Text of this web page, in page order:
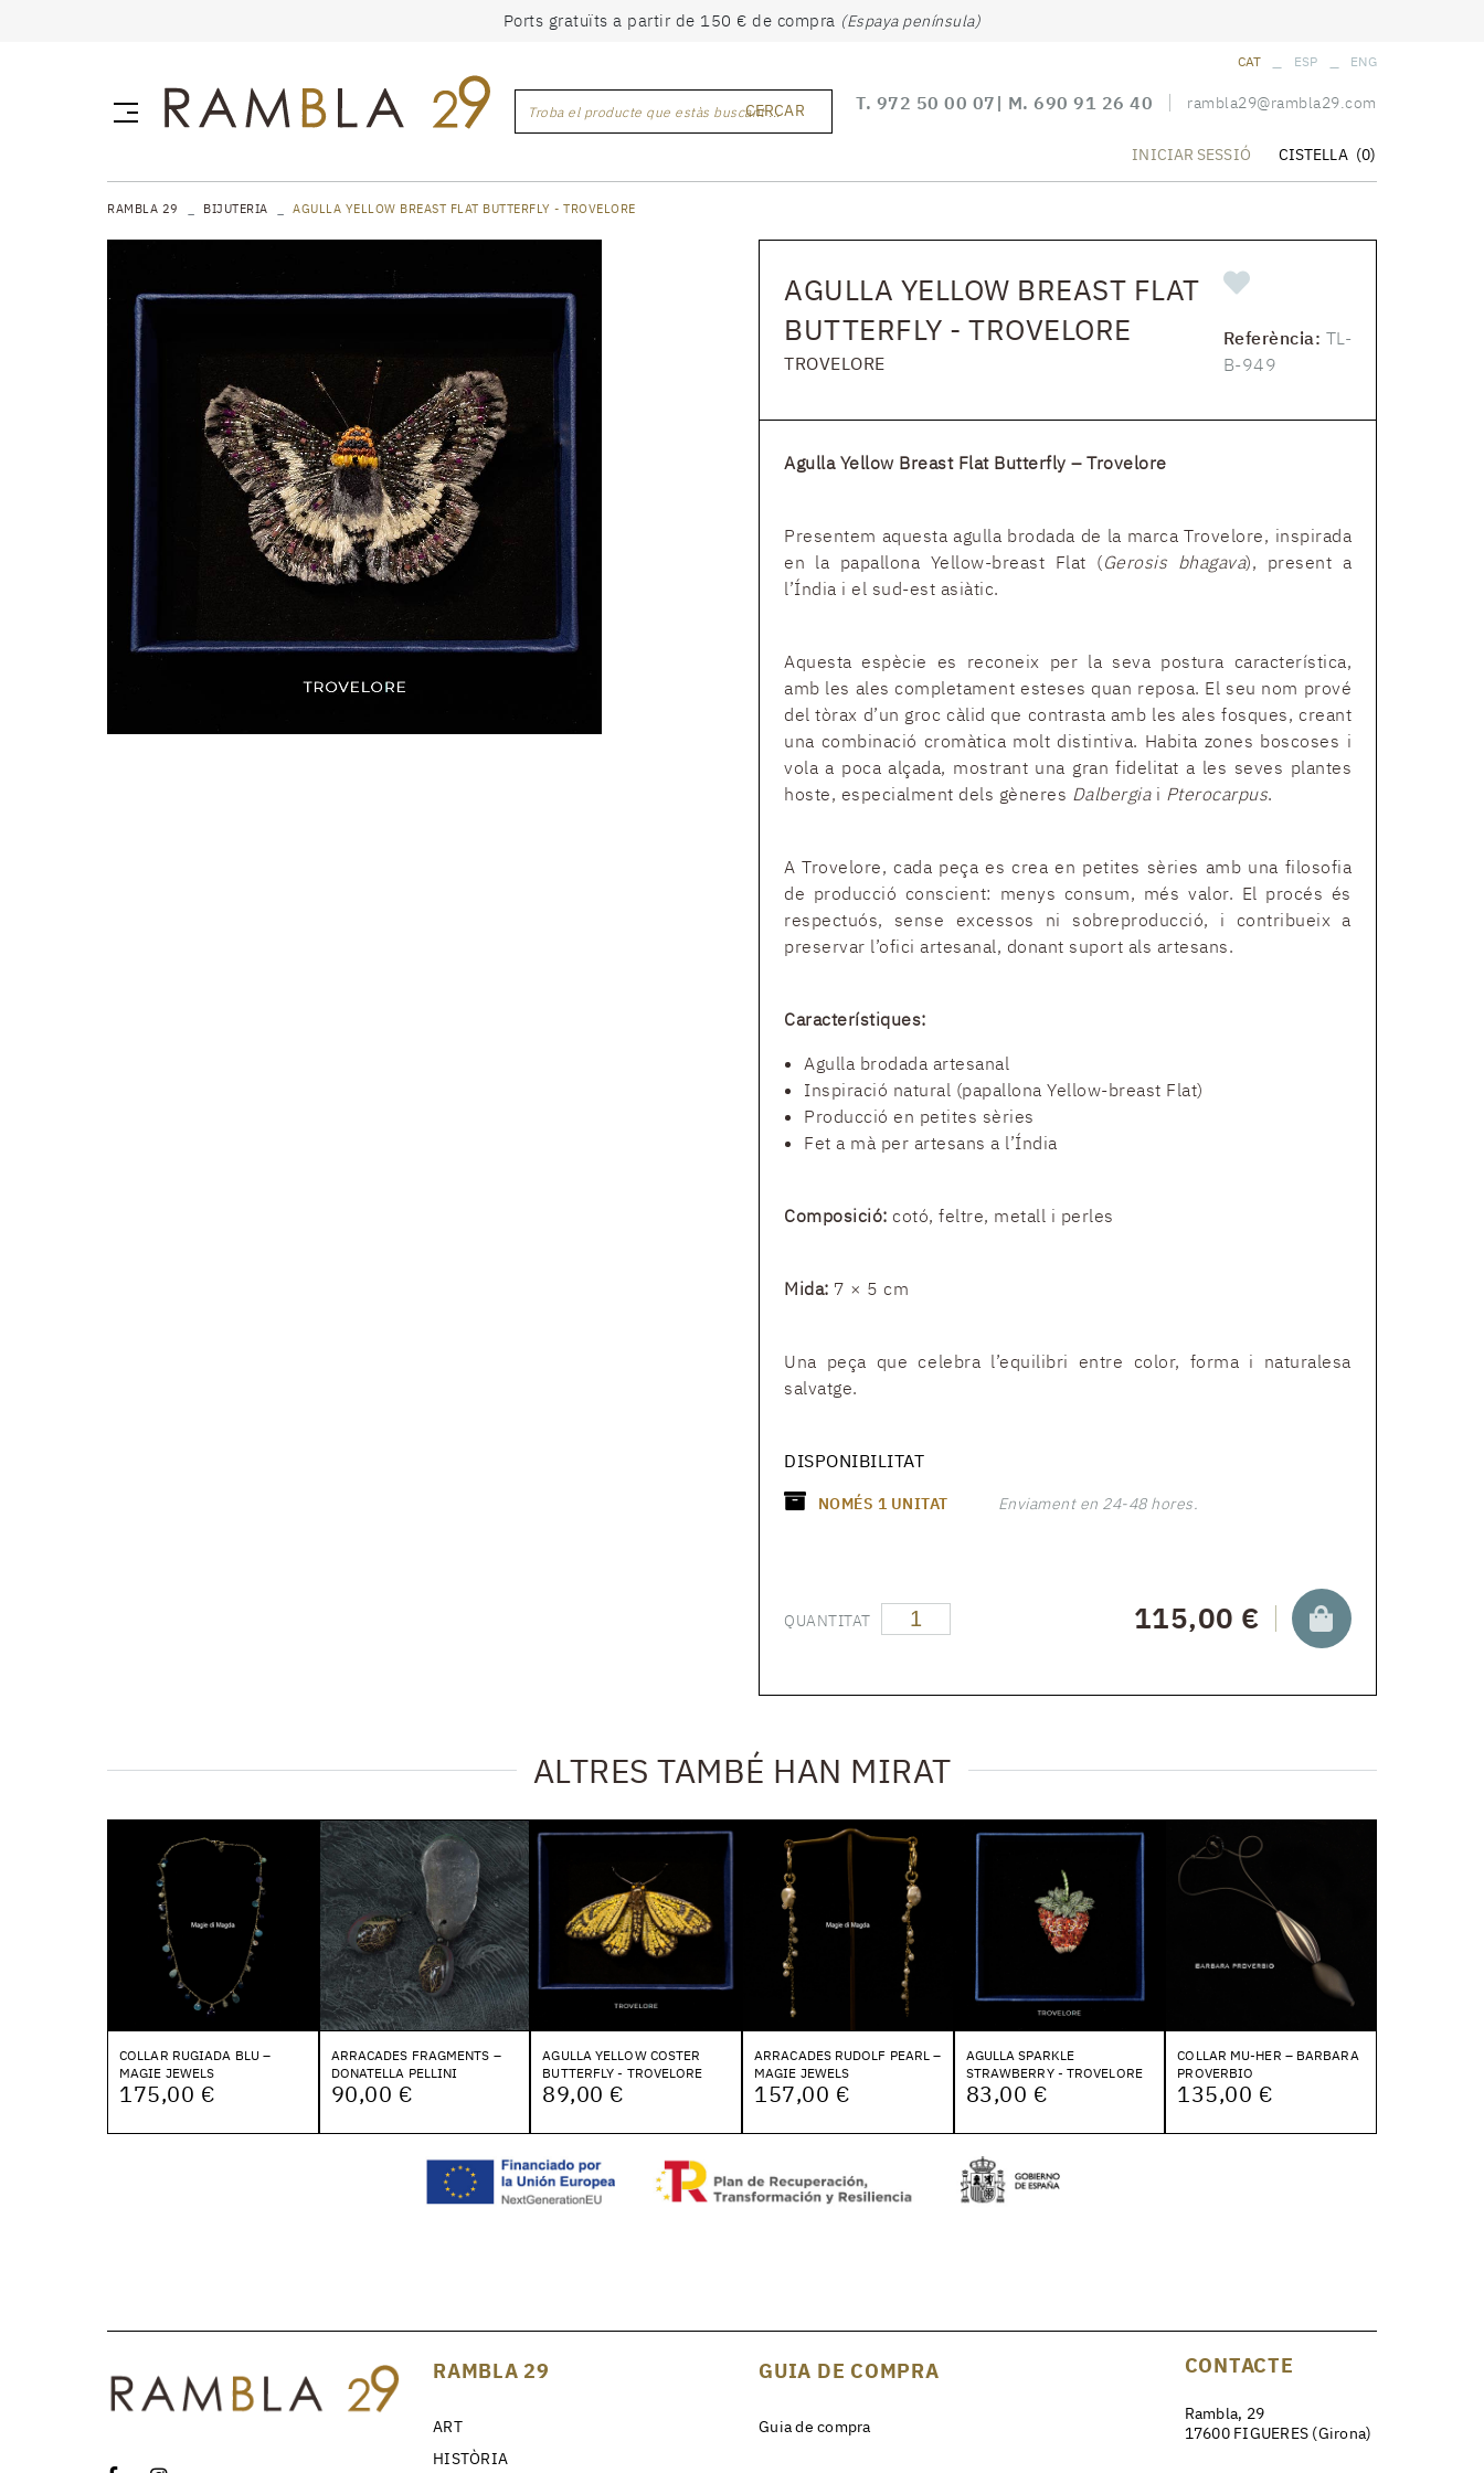
Ports gratuïts a partir de 150 € de compra (Espaya península)
Troba el producte que estàs buscant ...
CERCAR
CAT ESP ENG
T. 972 50 00 07 | M. 690 91 26 40 rambla29@rambla29.com
INICIAR SESSIÓ CISTELLA (0)
RAMBLA 29 BIJUTERIA AGULLA YELLOW BREAST FLAT BUTTERFLY - TROVELORE
AGULLA YELLOW BREAST FLAT
BUTTERFLY - TROVELORE
TROVELORE
Referència: TL-
B-949
Agulla Yellow Breast Flat Butterfly – Trovelore
Presentem aquesta agulla brodada de la marca Trovelore, inspirada
en la papallona Yellow-breast Flat (Gerosis bhagava), present a
l’Índia i el sud-est asiàtic.
Aquesta espècie es reconeix per la seva postura característica,
amb les ales completament esteses quan reposa. El seu nom prové
del tòrax d’un groc càlid que contrasta amb les ales fosques, creant
una combinació cromàtica molt distintiva. Habita zones boscoses i
vola a poca alçada, mostrant una gran fidelitat a les seves plantes
hoste, especialment dels gèneres Dalbergiai Pterocarpus.
A Trovelore, cada peça es crea en petites sèries amb una filosofia
de producció conscient: menys consum, més valor. El procés és
respectuós, sense excessos ni sobreproducció, i contribueix a
preservar l’ofici artesanal, donant suport als artesans.
Característiques:
Agulla brodada artesanal
Inspiració natural (papallona Yellow-breast Flat)
Producció en petites sèries
Fet a mà per artesans a l’Índia
Composició: cotó, feltre, metall i perles
Mida: 7 × 5 cm
Una peça que celebra l’equilibri entre color, forma i naturalesa
salvatge.
DISPONIBILITAT
NOMÉS 1 UNITAT Enviament en 24-48 hores.
QUANTITAT 115,00 €
ALTRES TAMBÉ HAN MIRAT
COLLAR RUGIADA BLU –
MAGIE JEWELS
175,00 €
ARRACADES FRAGMENTS –
DONATELLA PELLINI
90,00 €
AGULLA YELLOW COSTER
BUTTERFLY - TROVELORE
89,00 €
ARRACADES RUDOLF PEARL –
MAGIE JEWELS
157,00 €
AGULLA SPARKLE
STRAWBERRY - TROVELORE
83,00 €
COLLAR MU-HER – BARBARA
PROVERBIO
135,00 €
RAMBLA 29
ART
HISTÒRIA
GUIA DE COMPRA
Guia de compra
CONTACTE
Rambla, 29
17600 FIGUERES (Girona)